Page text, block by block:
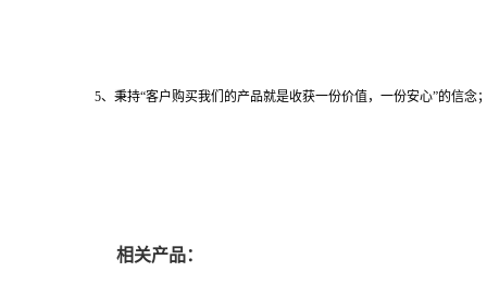
5、秉持“客户购买我们的产品就是收获一份价值，一份安心”的信念
相关产品：